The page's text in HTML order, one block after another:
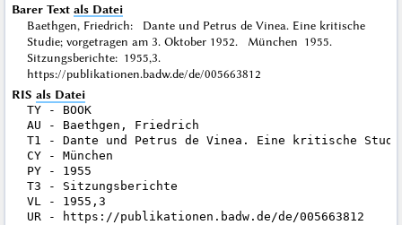
Barer Text als Datei
Baethgen, Friedrich: Dante und Petrus de Vinea. Eine kritische
Studie; vorgetragen am 3. Oktober 1952. München 1955.
Sitzungsberichte: 1955,3.
https://publikationen.badw.de/de/005663812
RIS als Datei
TY - BOOK
AU - Baethgen, Friedrich
T1 - Dante und Petrus de Vinea. Eine kritische
CY - München
PY - 1955
T3 - Sitzungsberichte
VL - 1955,3
UR - https://publikationen.badw.de/de/005663812